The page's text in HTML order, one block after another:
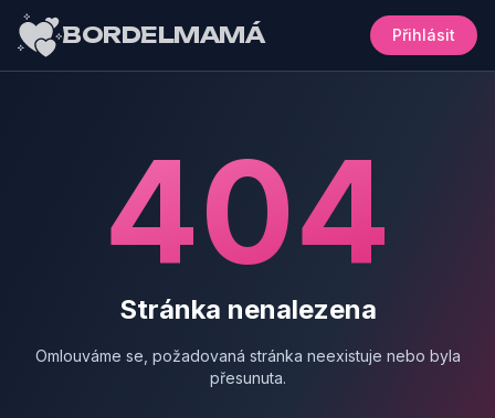
BORDELMAMÁ Přihlásit
404
Stránka nenalezena
Omlouváme se, požadovaná stránka neexistuje nebo byla
přesunuta.